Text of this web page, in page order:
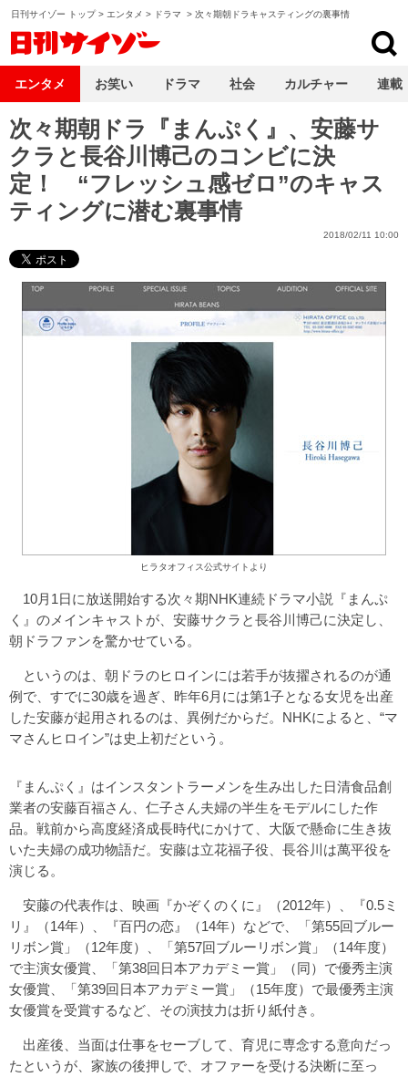
日刊サイゾー トップ> エンタメ > ドラマ > 次々期朝ドラキャスティングの裏事情
次々期朝ドラ『まんぷく』、安藤サ
クラと長谷川博己のコンビに決
定！ “フレッシュ感ゼロ”のキャス
ティングに潜む裏事情
2018/02/11 10:00
ヒラタオフィス公式サイトより
10月1日に放送開始する次々期NHK連続ドラマ小説『まんぷ
く』のメインキャストが、安藤サクラと長谷川博己に決定し、
朝ドラファンを驚かせている。
というのは、朝ドラのヒロインには若手が抜擢されるのが通
例で、すでに30歳を過ぎ、昨年6月には第1子となる女児を出産
した安藤が起用されるのは、異例だからだ。NHKによると、“マ
マさんヒロイン”は史上初だという。
『まんぷく』はインスタントラーメンを生み出した日清食品創
業者の安藤百福さん、仁子さん夫婦の半生をモデルにした作
品。戦前から高度経済成長時代にかけて、大阪で懸命に生き抜
いた夫婦の成功物語だ。安藤は立花福子役、長谷川は萬平役を
演じる。
安藤の代表作は、映画『かぞくのくに』（2012年）、『0.5ミ
リ』（14年）、『百円の恋』（14年）などで、「第55回ブルー
リボン賞」（12年度）、「第57回ブルーリボン賞」（14年度）
で主演女優賞、「第38回日本アカデミー賞」（同）で優秀主演
女優賞、「第39回日本アカデミー賞」（15年度）で最優秀主演
女優賞を受賞するなど、その演技力は折り紙付き。
出産後、当面は仕事をセーブして、育児に専念する意向だっ
たというが、家族の後押しで、オファーを受ける決断に至っ
エンタメ お笑い ドラマ 社会 カルチャー 連載